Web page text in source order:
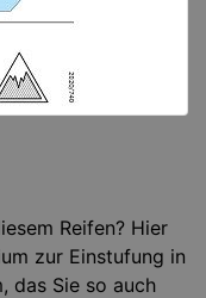
Reifen? Hier
zur Einstufung in
das Sie so auch